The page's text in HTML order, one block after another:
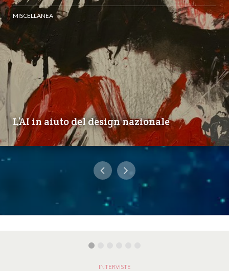
MISCELLANEA
L’AI in aiuto del design nazionale
INTERVISTE